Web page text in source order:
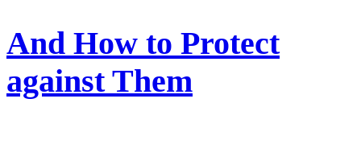
And How to Protect
against Them